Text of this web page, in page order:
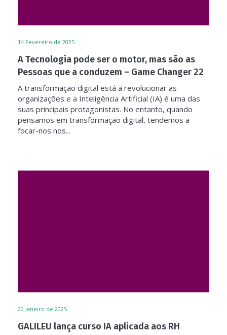
14 Fevereiro de 2025
A Tecnologia pode ser o motor, mas são as
Pessoas que a conduzem – Game Changer 22
A transformação digital está a revolucionar as
organizações e a Inteligência Artificial (IA) é uma das
suas principais protagonistas. No entanto, quando
pensamos em transformação digital, tendemos a
focar-nos nos...
20 Janeiro de 2025
GALILEU lança curso IA aplicada aos RH